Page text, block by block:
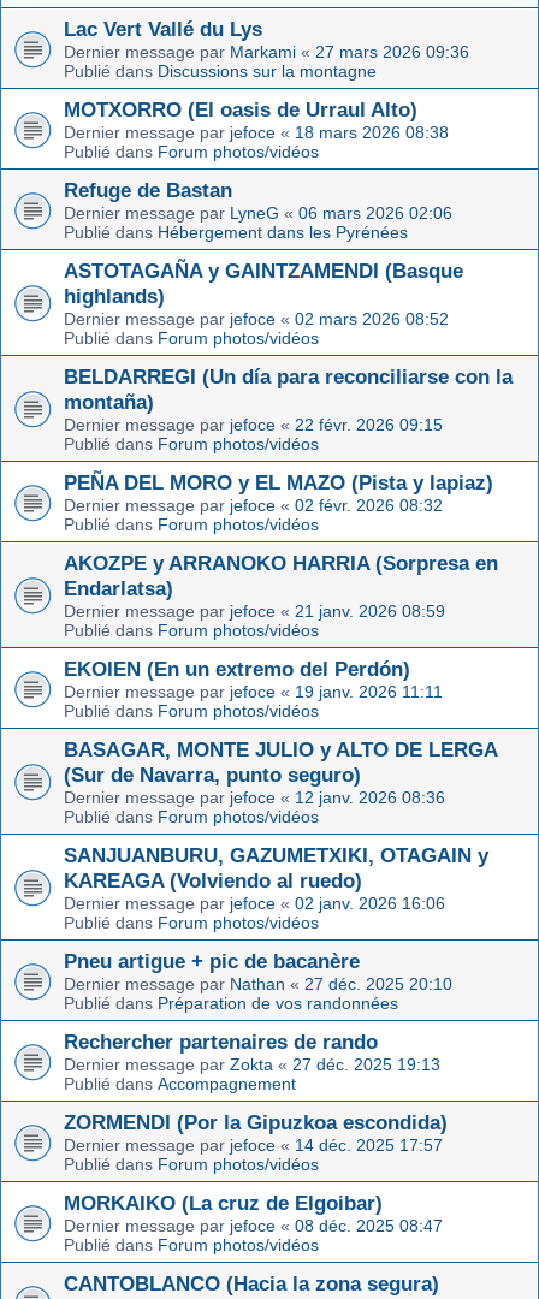
Lac Vert Vallé du Lys
Dernier message par Markami « 27 mars 2026 09:36
Publié dans Discussions sur la montagne
MOTXORRO (El oasis de Urraul Alto)
Dernier message par jefoce « 18 mars 2026 08:38
Publié dans Forum photos/vidéos
Refuge de Bastan
Dernier message par LyneG « 06 mars 2026 02:06
Publié dans Hébergement dans les Pyrénées
ASTOTAGAÑA y GAINTZAMENDI (Basque
highlands)
Dernier message par jefoce « 02 mars 2026 08:52
Publié dans Forum photos/vidéos
BELDARREGI (Un día para reconciliarse con la
montaña)
Dernier message par jefoce « 22 févr. 2026 09:15
Publié dans Forum photos/vidéos
PEÑA DEL MORO y EL MAZO (Pista y lapiaz)
Dernier message par jefoce « 02 févr. 2026 08:32
Publié dans Forum photos/vidéos
AKOZPE y ARRANOKO HARRIA (Sorpresa en
Endarlatsa)
Dernier message par jefoce « 21 janv. 2026 08:59
Publié dans Forum photos/vidéos
EKOIEN (En un extremo del Perdón)
Dernier message par jefoce « 19 janv. 2026 11:11
Publié dans Forum photos/vidéos
BASAGAR, MONTE JULIO y ALTO DE LERGA
(Sur de Navarra, punto seguro)
Dernier message par jefoce « 12 janv. 2026 08:36
Publié dans Forum photos/vidéos
SANJUANBURU, GAZUMETXIKI, OTAGAIN y
KAREAGA (Volviendo al ruedo)
Dernier message par jefoce « 02 janv. 2026 16:06
Publié dans Forum photos/vidéos
Pneu artigue + pic de bacanère
Dernier message par Nathan « 27 déc. 2025 20:10
Publié dans Préparation de vos randonnées
Rechercher partenaires de rando
Dernier message par Zokta « 27 déc. 2025 19:13
Publié dans Accompagnement
ZORMENDI (Por la Gipuzkoa escondida)
Dernier message par jefoce « 14 déc. 2025 17:57
Publié dans Forum photos/vidéos
MORKAIKO (La cruz de Elgoibar)
Dernier message par jefoce « 08 déc. 2025 08:47
Publié dans Forum photos/vidéos
CANTOBLANCO (Hacia la zona segura)